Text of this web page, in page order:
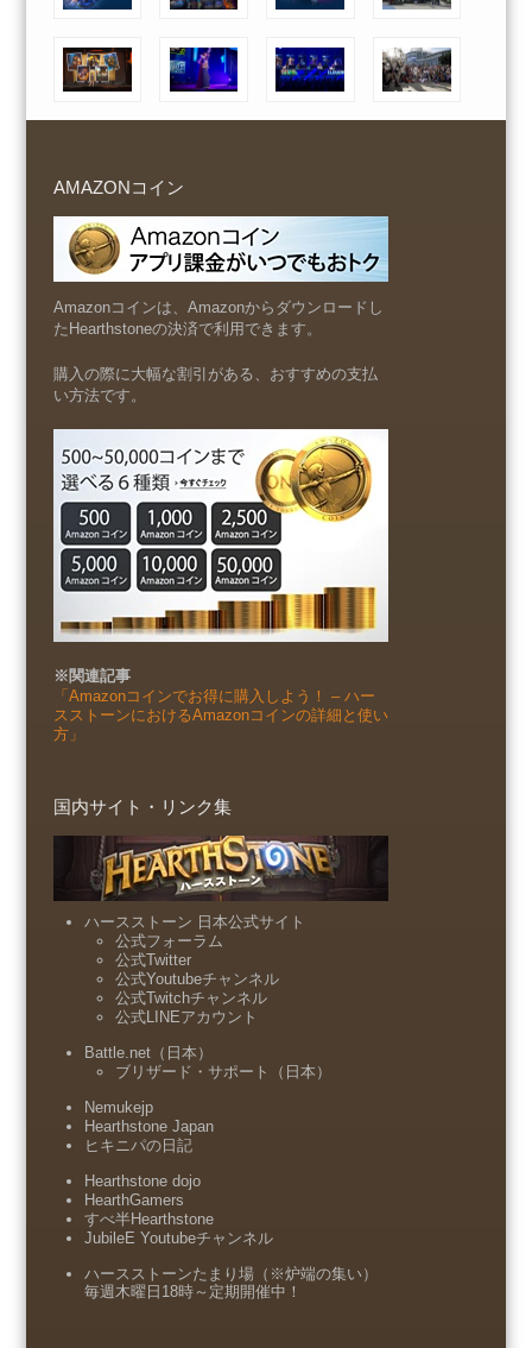
AMAZONコイン
Amazonコインは、Amazonからダウンロードし
たHearthstoneの決済で利用できます。
購入の際に大幅な割引がある、おすすめの支払
い方法です。
※関連記事
「Amazonコインでお得に購入しよう！ – ハー
スストーンにおけるAmazonコインの詳細と使い
方」
国内サイト・リンク集
ハースストーン 日本公式サイト
公式フォーラム
公式Twitter
公式Youtubeチャンネル
公式Twitchチャンネル
公式LINEアカウント
Battle.net（日本）
ブリザード・サポート（日本）
Nemukejp
Hearthstone Japan
ヒキニパの日記
Hearthstone dojo
HearthGamers
すべ半Hearthstone
JubileE Youtubeチャンネル
ハースストーンたまり場（※炉端の集い）
毎週木曜日18時～定期開催中！